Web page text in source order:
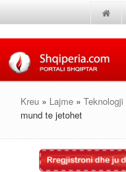
Kreu » Lajme » Teknologji
mund te jetohet